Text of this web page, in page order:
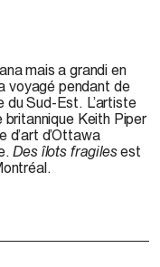
mais a grandi en
voyagé pendant de
du Sud-Est. L’artiste
britannique Keith Piper
d’art d’Ottawa
Des îlots fragilesest